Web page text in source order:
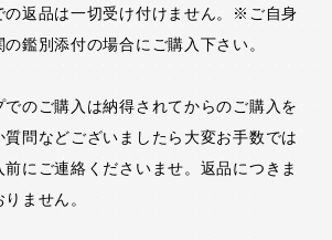
の返品は一切受け付けません。※ご自身
鑑別添付の場合にご購入下さい。
でのご購入は納得されてからのご購入を
質問などございましたら大変お手数では
にご連絡くださいませ。返品につきま
ません。